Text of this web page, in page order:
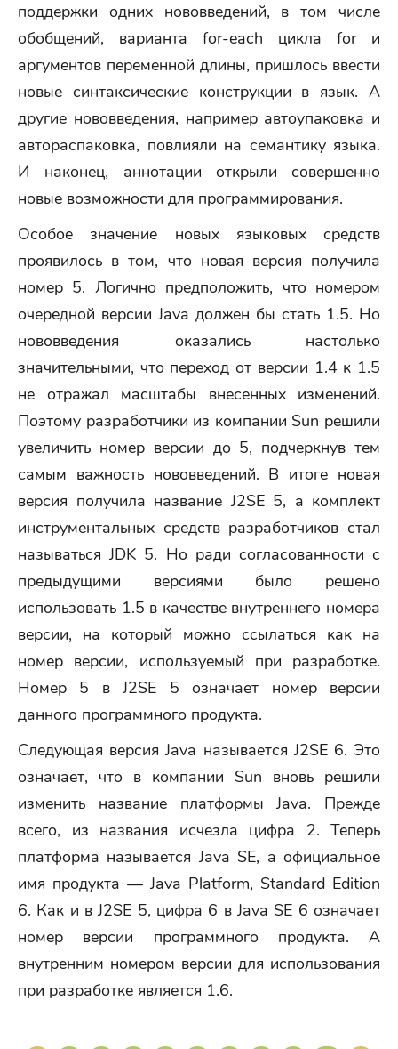
поддержки одних нововведений, в том числе
обобщений, варианта for-each цикла for и
аргументов переменной длины, пришлось ввести
новые синтаксические конструкции в язык. А
другие нововведения, например автоупаковка и
автораспаковка, повлияли на семантику языка.
И наконец, аннотации открыли совершенно
новые возможности для программирования.
Особое значение новых языковых средств
проявилось в том, что новая версия получила
номер 5. Логично предположить, что номером
очередной версии Java должен бы стать 1.5. Но
нововведения оказались настолько
значительными, что переход от версии 1.4 к 1.5
не отражал масштабы внесенных изменений.
Поэтому разработчики из компании Sun решили
увеличить номер версии до 5, подчеркнув тем
самым важность нововведений. В итоге новая
версия получила название J2SE 5, а комплект
инструментaльныx средств разработчиков стал
называться JDK 5. Но ради согласованности с
предыдущими версиями было решено
использовать 1.5 в качестве внутреннего номера
версии, на который можно ссылаться как на
номер версии, используемый при разработке.
Номер 5 в J2SE 5 означает номер версии
данного программного продукта.
Следующая версия Java называется J2SE 6. Это
означает, что в компании Sun вновь решили
изменить название платформы Java. Прежде
всего, из названия исчезла цифра 2. Теперь
платформа называется Java SE, а официальное
имя продукта — Java Platform, Standard Edition
6. Как и в J2SE 5, цифра 6 в Java SE 6 означает
номер версии программного продукта. А
внутренним номером версии для использования
при разработке является 1.6.